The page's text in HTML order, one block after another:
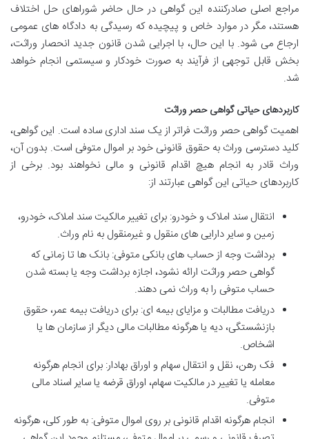
مراجع اصلی صادرکننده این گواهی در حال حاضر شوراهای حل اختلاف
هستند، مگر در موارد خاص و پیچیده که رسیدگی به دادگاه های عمومی
ارجاع می شود. با این حال، با اجرایی شدن قانون جدید انحصار وراثت،
بخش قابل توجهی از فرآیند به صورت خودکار و سیستمی انجام خواهد
شد.
کاربردهای حیاتی گواهی حصر وراثت
اهمیت گواهی حصر وراثت فراتر از یک سند اداری ساده است. این گواهی،
کلید دسترسی وراث به حقوق قانونی خود بر اموال متوفی است. بدون آن،
وراث قادر به انجام هیچ اقدام قانونی و مالی نخواهند بود. برخی از
کاربردهای حیاتی این گواهی عبارتند از:
انتقال سند املاک و خودرو: برای تغییر مالکیت سند املاک، خودرو،
زمین و سایر دارایی های منقول و غیرمنقول به نام وراث.
برداشت وجه از حساب های بانکی متوفی: بانک ها تا زمانی که
گواهی حصر وراثت ارائه نشود، اجازه برداشت وجه یا بسته شدن
حساب متوفی را به وراث نمی دهند.
دریافت مطالبات و مزایای بیمه ای: برای دریافت بیمه عمر، حقوق
بازنشستگی، دیه یا هرگونه مطالبات مالی دیگر از سازمان ها یا
اشخاص.
فک رهن، نقل و انتقال سهام و اوراق بهادار: برای انجام هرگونه
معامله یا تغییر در مالکیت سهام، اوراق قرضه یا سایر اسناد مالی
متوفی.
انجام هرگونه اقدام قانونی بر روی اموال متوفی: به طور کلی، هرگونه